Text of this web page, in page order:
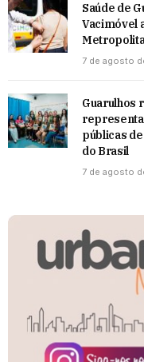
Saúde de
Vacimóvel
7 de agosto
Guarulhos
públicas
do Brasil
7 de agosto